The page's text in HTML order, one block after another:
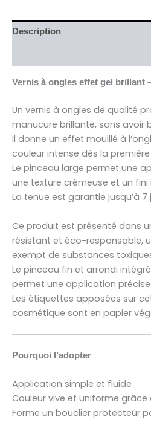
Description
Vernis à ongles effet gel brillant
Un vernis à ongles de qualité
manucure brillante, sans avoir
Il donne un effet mouillé à
couleur intense dès la
Le pinceau large permet une
une texture crémeuse et un
La tenue est garantie jusqu’à 7
Ce produit est présenté dans
résistant et éco-responsable,
exempt de substances
Le pinceau fin et arrondi
permet une application
Les étiquettes apposées sur
cosmétique sont en papier
Pourquoi l’adopter
Application simple et fluide
Couleur vive et uniforme
Forme un bouclier protecteur